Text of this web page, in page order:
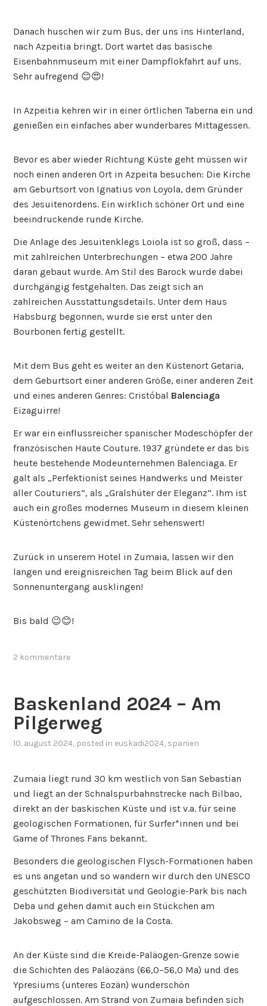
Danach huschen wir zum Bus, der uns ins Hinterland,
nach Azpeitia bringt. Dort wartet das basische
Eisenbahnmuseum mit einer Dampflokfahrt auf uns.
Sehr aufregend 😊😍!
In Azpeitia kehren wir in einer örtlichen Taberna ein und
genießen ein einfaches aber wunderbares Mittagessen.
Bevor es aber wieder Richtung Küste geht müssen wir
noch einen anderen Ort in Azpeita besuchen: Die Kirche
am Geburtsort von Ignatius von Loyola, dem Gründer
des Jesuitenordens. Ein wirklich schöner Ort und eine
beeindruckende runde Kirche.
Die Anlage des Jesuitenklegs Loiola ist so groß, dass –
mit zahlreichen Unterbrechungen – etwa 200 Jahre
daran gebaut wurde. Am Stil des Barock wurde dabei
durchgängig festgehalten. Das zeigt sich an
zahlreichen Ausstattungsdetails. Unter dem Haus
Habsburg begonnen, wurde sie erst unter den
Bourbonen fertig gestellt.
Mit dem Bus geht es weiter an den Küstenort Getaria,
dem Geburtsort einer anderen Größe, einer anderen Zeit
und eines anderen Genres: Cristóbal Balenciaga
Eizaguirre!
Er war ein einflussreicher spanischer Modeschöpfer der
französischen Haute Couture. 1937 gründete er das bis
heute bestehende Modeunternehmen Balenciaga. Er
galt als „Perfektionist seines Handwerks und Meister
aller Couturiers“, als „Gralshüter der Eleganz“. Ihm ist
auch ein großes modernes Museum in diesem kleinen
Küstenörtchens gewidmet. Sehr sehenswert!
Zurück in unserem Hotel in Zumaia, lassen wir den
langen und ereignisreichen Tag beim Blick auf den
Sonnenuntergang ausklingen!
Bis bald 😉😊!
2 kommentare
Baskenland 2024 – Am
Pilgerweg
10. august 2024, posted in euskadi2024, spanien
Zumaia liegt rund 30 km westlich von San Sebastian
und liegt an der Schnalspurbahnstrecke nach Bilbao,
direkt an der baskischen Küste und ist v.a. für seine
geologischen Formationen, für Surfer*innen und bei
Game of Thrones Fans bekannt.
Besonders die geologischen Flysch-Formationen haben
es uns angetan und so wandern wir durch den UNESCO
geschützten Biodiversität und Geologie-Park bis nach
Deba und gehen damit auch ein Stückchen am
Jakobsweg – am Camino de la Costa.
An der Küste sind die Kreide-Paläogen-Grenze sowie
die Schichten des Paläozäns (66,0–56,0 Ma) und des
Ypresiums (unteres Eozän) wunderschön
aufgeschlossen. Am Strand von Zumaia befinden sich